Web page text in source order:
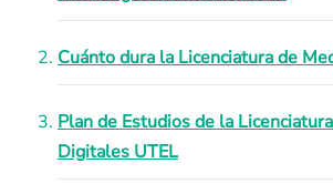
Cuánto dura la Licenciatura de
Plan de Estudios de la
Digitales UTEL